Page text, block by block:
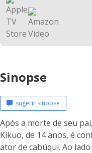
Sinopse
sugerir sinopse
Após a morte de seu
Kikuo, de 14 anos, é
ator de cabúqui. Ao